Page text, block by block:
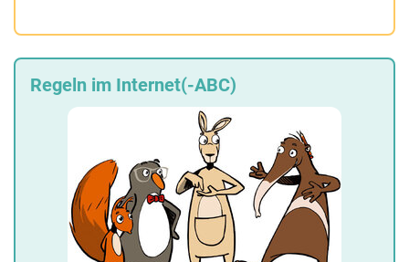
Regeln im Internet(-ABC)